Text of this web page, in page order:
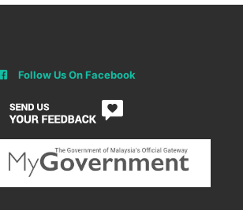
Follow Us On Facebook